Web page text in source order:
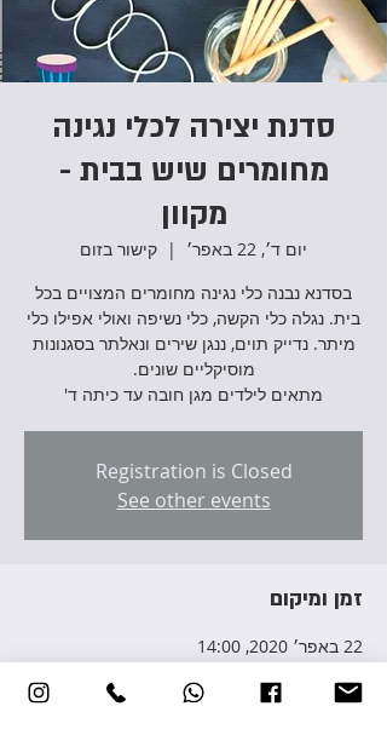
סדנת יצירה לכלי נגינה
מחומרים שיש בבית -
מקוון
יום ד׳, 22 באפר׳
  |
קישור בזום
בסדנא נבנה כלי נגינה מחומרים המצויים בכל
בית. נגלה כלי הקשה, כלי נשיפה ואולי אפילו כלי
מיתר. נדייק תוים, ננגן שירים ונאלתר בסגנונות
מתאים לילדים מגן חובה עד כיתה ד'
Registration is Closed
See other events
זמן ומיקום
22 באפר׳ 2020, 14:00
קישור בזום